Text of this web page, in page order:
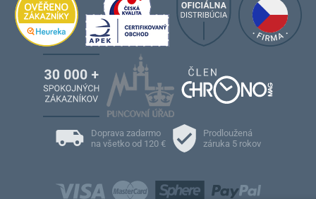
Doprava zadarmo
na všetko od 120 €
Prodloužená
záruka 5 rokov